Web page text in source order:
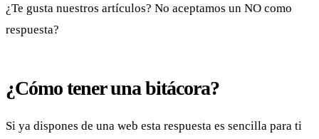
¿Te gusta nuestros artículos? No aceptamos un NO como
respuesta?
¿Cómo tener una bitácora?
Si ya dispones de una web esta respuesta es sencilla para ti